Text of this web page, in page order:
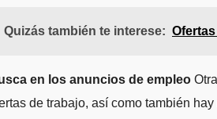
Quizás también te interese:
en los anuncios de empleo
de trabajo, así como también